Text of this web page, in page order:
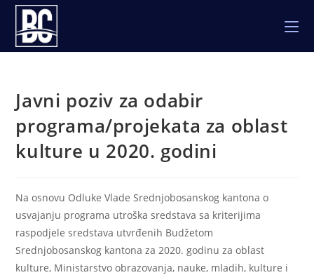
Skip
content
Javni poziv za odabir
programa/projekata za oblast
kulture u 2020. godini
Na osnovu Odluke Vlade Srednjobosanskog kantona o
usvajanju programa utroška sredstava sa kriterijima
raspodjele sredstava utvrđenih Budžetom
Srednjobosanskog kantona za 2020. godinu za oblast
kulture, Ministarstvo obrazovanja, nauke, mladih, kulture i